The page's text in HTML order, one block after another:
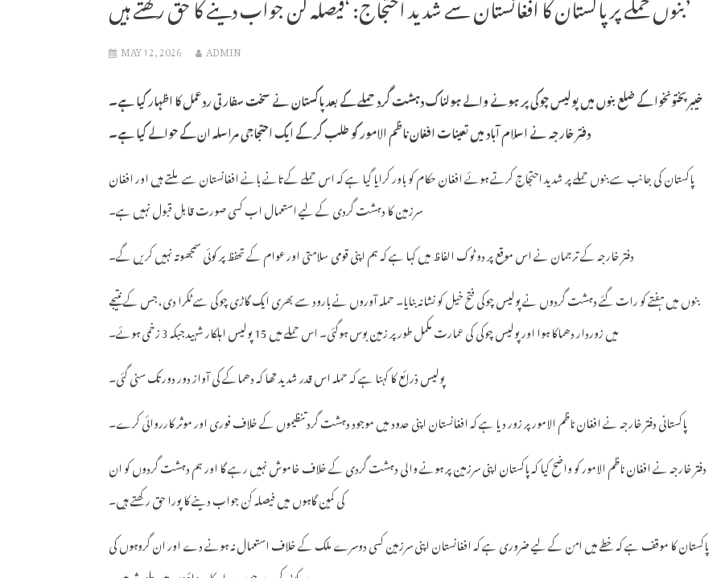
MAY 12, 2026 ADMIN
خیبر پختونخوا کے ضلع بنوں میں پولیس چوکی پر ہونے والے ہولناک دہشت گرد حملے کے بعد پاکستان نے سخت سفارتی ردعمل کا اظہار کیا ہے۔
دفتر خارجہ نے اسلام آباد میں تعینات افغان ناظم الامور کو طلب کر کے ایک احتجاجی مراسلہ ان کے حوالے کیا ہے۔
پاکستان کی جانب سے بنوں حملے پر شدید احتجاج کرتے ہوئے افغان حکام کو باور کرایا گیا ہے کہ اس حملے کے تانے بانے افغانستان سے ملتے ہیں اور افغان
سرزمین کا دہشت گردی کے لیے استعمال اب کسی صورت قابل قبول نہیں ہے۔
دفتر خارجہ کے ترجمان نے اس موقع پر دو ٹوک الفاظ میں کہا ہے کہ ہم اپنی قومی سلامتی اور عوام کے تحفظ پر کوئی سمجھوتہ نہیں کریں گے۔
بنوں میں ہفتے کو رات گئے دہشت گردوں نے پولیس چوکی فتح خیل کو نشانہ بنایا۔ حملہ آوروں نے بارود سے بھری ایک گاڑی چوکی سے ٹکرا دی، جس کے نتیجے
میں زوردار دھماکا ہوا اور پولیس چوکی کی عمارت مکمل طور پر زمین بوس ہوگئی۔ اس حملے میں 15 پولیس اہلکار شہید جبکہ 3 زخمی ہوئے۔
پولیس ذرائع کا کہنا ہے کہ حملہ اس قدر شدید تھا کہ دھماکے کی آواز دور دور تک سنی گئی۔
پاکستانی دفتر خارجہ نے افغان ناظم الامور پر زور دیا ہے کہ افغانستان اپنی حدود میں موجود دہشت گرد تنظیموں کے خلاف فوری اور موثر کارروائی کرے۔
دفتر خارجہ نے افغان ناظم الامور کو واضح کیا کہ پاکستان اپنی سرزمین پر ہونے والی دہشت گردی کے خلاف خاموش نہیں رہے گا اور ہم دہشت گردوں کو ان
کی کمین گاہوں میں فیصلہ کن جواب دینے کا پورا حق رکھتے ہیں۔
پاکستان کا موقف ہے کہ خطے میں امن کے لیے ضروری ہے کہ افغانستان اپنی سرزمین کسی دوسرے ملک کے خلاف استعمال نہ ہونے دے اور ان گروہوں کی